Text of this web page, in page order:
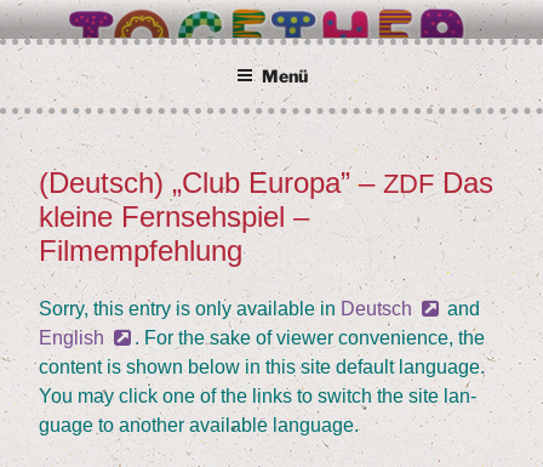
İçeriğe
geç BETTER TOGETHER
Wir alle sind Taunusstein
Menü
YAYIM
TARIHI
(Deutsch)„Club Euro­pa” –ZDFDas
klei­ne Fern­seh­spiel –
Filmempfehlung
Sor­ry, this ent­ry is only available in Deutsch
and
Eng­lish
. For the sake of view­er con­ve­ni­ence, the
con­tent is shown below in this site default lan­guage.
You may click one of the links to switch the site lan­
guage to ano­ther available language.